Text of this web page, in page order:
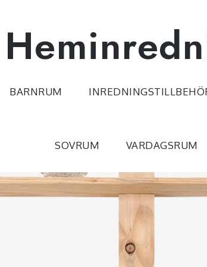
BARNRUM
SOVRUM VARDAGSRUM